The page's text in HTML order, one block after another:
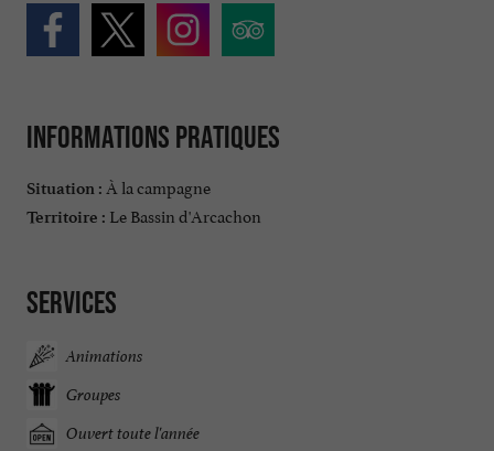
Informations pratiques
Situation : À la campagne
Territoire : Le Bassin d'Arcachon
Services
Animations
Groupes
Ouvert toute l'année